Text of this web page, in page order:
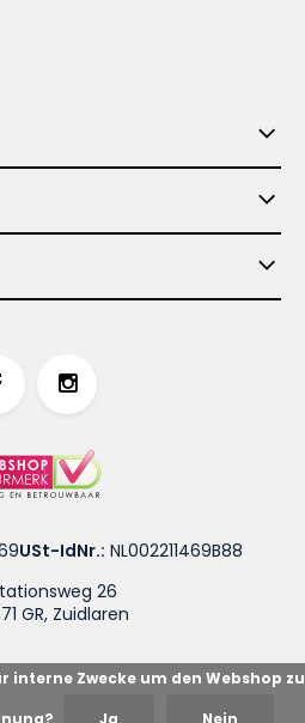
26
GR, Zuidlaren
USt-IdNr.: NL002211469B88
interne Zwecke um den Webshop zu